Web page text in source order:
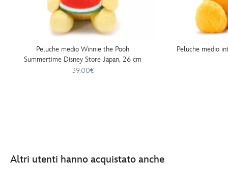
Peluche medio Winnie the Pooh
Summertime Disney Store Japan, 26 cm
39.00€
Peluche medio
Altri utenti hanno acquistato anche